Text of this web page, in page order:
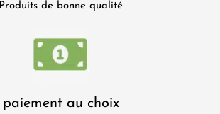
Produits de bonne qualité
paiement au choix